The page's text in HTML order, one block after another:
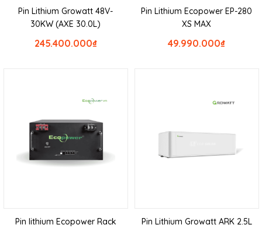
Pin Lithium Growatt 48V-
30KW (AXE 30.0L)
₫
245.400.000
Pin Lithium Ecopower EP-280
XS MAX
₫
49.990.000
Pin lithium Ecopower Rack
Pin Lithium Growatt ARK 2.5L